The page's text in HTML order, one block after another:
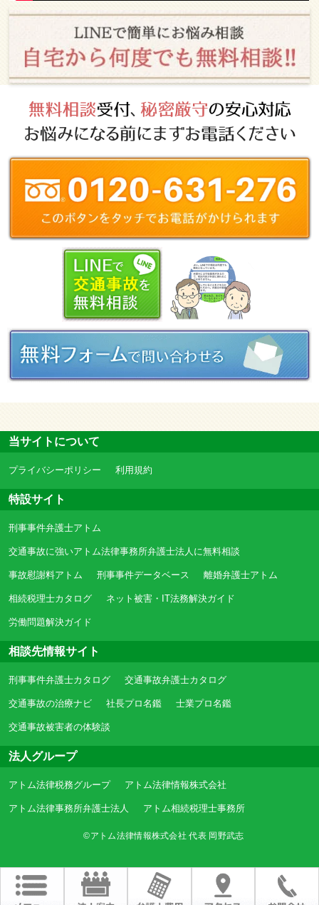
当サイトについて
プライバシーポリシー 利用規約
特設サイト
刑事事件弁護士アトム
交通事故に強いアトム法律事務所弁護士法人に無料相談
事故慰謝料アトム 刑事事件データベース 離婚弁護士アトム
相続税理士カタログ ネット被害・IT法務解決ガイド
労働問題解決ガイド
相談先情報サイト
刑事事件弁護士カタログ 交通事故弁護士カタログ
交通事故の治療ナビ 社長プロ名鑑 士業プロ名鑑
交通事故被害者の体験談
法人グループ
アトム法律税務グループ アトム法律情報株式会社
アトム法律事務所弁護士法人 アトム相続税理士事務所
©アトム法律情報株式会社 代表 岡野武志